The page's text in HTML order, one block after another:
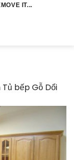
IT...
Tủ bếp Gỗ Dổi